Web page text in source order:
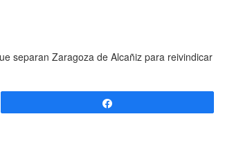
separan Zaragoza de Alcañiz para reivindicar